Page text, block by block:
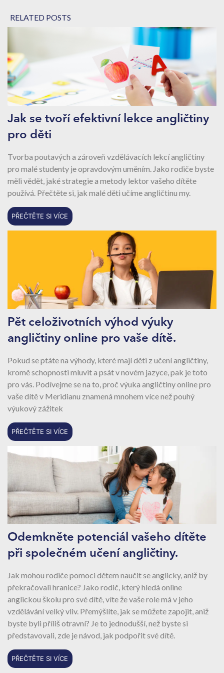
RELATED POSTS
Jak se tvoří efektivní lekce angličtiny
pro děti
Tvorba poutavých a zároveň vzdělávacích lekcí angličtiny
pro malé studenty je opravdovým uměním. Jako rodiče byste
měli vědět, jaké strategie a metody lektor vašeho dítěte
používá. Přečtěte si, jak malé děti učíme angličtinu my.
PŘEČTĚTE SI VÍCE
Pět celoživotních výhod výuky
angličtiny online pro vaše dítě.
Pokud se ptáte na výhody, které mají děti z učení angličtiny,
kromě schopnosti mluvit a psát v novém jazyce, pak je toto
pro vás. Podívejme se na to, proč výuka angličtiny online pro
vaše dítě v Meridianu znamená mnohem více než pouhý
výukový zážitek
PŘEČTĚTE SI VÍCE
Odemkněte potenciál vašeho dítěte
při společném učení angličtiny.
Jak mohou rodiče pomoci dětem naučit se anglicky, aniž by
překračovali hranice? Jako rodič, který hledá online
anglickou školu pro své dítě, víte že vaše role má v jeho
vzdělávání velký vliv. Přemýšlíte, jak se můžete zapojit, aniž
byste byli příliš otravní? Je to jednodušší, než byste si
představovali, zde je návod, jak podpořit své dítě.
PŘEČTĚTE SI VÍCE